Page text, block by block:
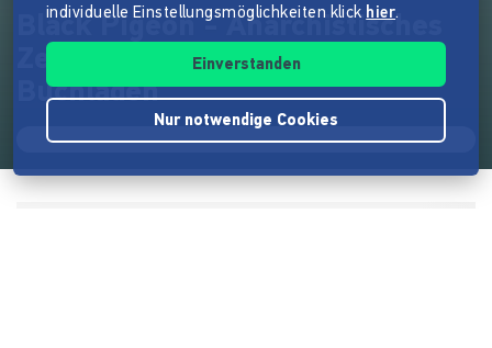
Black Pigeon - Anarchistisches
Zentrum Dortmund mit
Buchladen
individuelle Einstellungsmöglichkeiten klick hier.
Einverstanden
Nur notwendige Cookies